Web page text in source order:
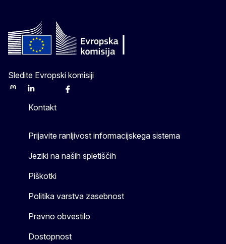
Sledite Evropski komisiji
MastodonLinkedInBlueskyFacebook
Kontakt
Prijavite ranljivost informacijskega sistema
Jeziki na naših spletiščih
Piškotki
Politika varstva zasebnost
Pravno obvestilo
Dostopnost